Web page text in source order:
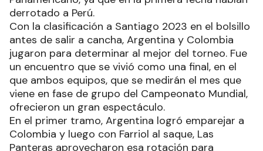
derrotado a Perú.
Con la clasificación a Santiago 2023 en el bolsillo
antes de salir a cancha, Argentina y Colombia
jugaron para determinar al mejor del torneo. Fue
un encuentro que se vivió como una final, en el
que ambos equipos, que se medirán el mes que
viene en fase de grupo del Campeonato Mundial,
ofrecieron un gran espectáculo.
En el primer tramo, Argentina logró emparejar a
Colombia y luego con Farriol al saque, Las
Panteras aprovecharon esa rotación para